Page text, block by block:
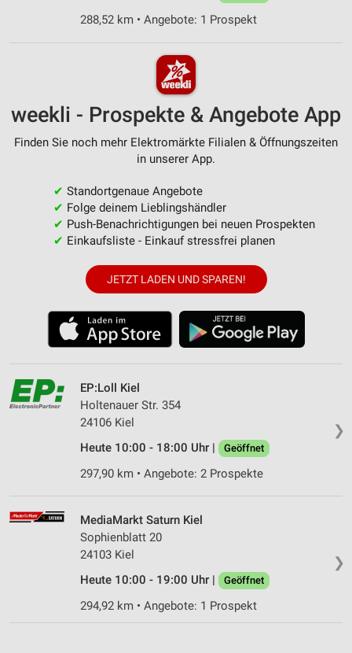
288,52 km • Angebote: 1 Prospekt
weekli - Prospekte & Angebote App
Finden Sie noch mehr Elektromärkte Filialen & Öffnungszeiten
in unserer App.
✔ Standortgenaue Angebote
✔ Folge deinem Lieblingshändler
✔ Push-Benachrichtigungen bei neuen Prospekten
✔ Einkaufsliste - Einkauf stressfrei planen
JETZT LADEN UND SPAREN!
❯
EP:Loll Kiel
Holtenauer Str. 354
24106 Kiel
Heute 10:00 - 18:00 Uhr |
Geöffnet
297,90 km • Angebote: 2 Prospekte
❯
MediaMarkt Saturn Kiel
Sophienblatt 20
24103 Kiel
Heute 10:00 - 19:00 Uhr |
Geöffnet
294,92 km • Angebote: 1 Prospekt